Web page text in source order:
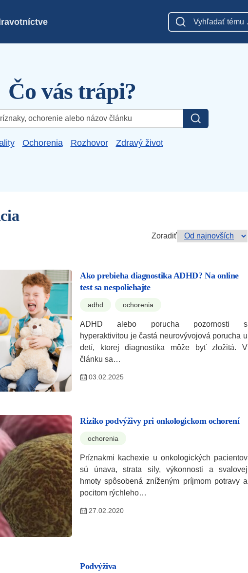
Čo vás trápi?
Ochorenia Rozhovor Zdravý život
Zoradiť
Ako prebieha diagnostika ADHD? Na online
test sa nespoliehajte
adhd ochorenia
ADHD alebo porucha pozornosti s
hyperaktivitou je častá neurovývojová porucha u
detí, ktorej diagnostika môže byť zložitá. V
článku sa…
03.02.2025
Riziko podvýživy pri onkologickom ochorení
ochorenia
Príznakmi kachexie u onkologických pacientov
sú únava, strata sily, výkonnosti a svalovej
hmoty spôsobená zníženým príjmom potravy a
pocitom rýchleho…
27.02.2020
Podvýživa